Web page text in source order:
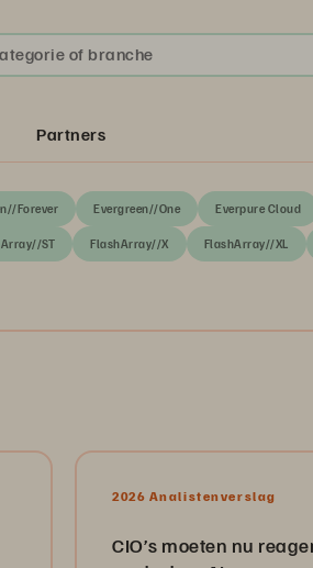
of branche
Partners
Forever Evergreen//One Everpure Cloud
ST FlashArray//X FlashArray//XL
2026 Analistenverslag
CIO’s moeten nu